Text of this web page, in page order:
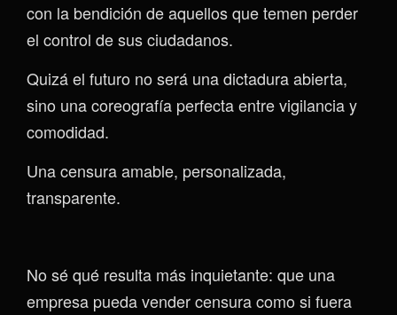
con la bendición de aquellos que temen perder
el control de sus ciudadanos.
Quizá el futuro no será una dictadura abierta,
sino una coreografía perfecta entre vigilancia y
comodidad.
Una censura amable, personalizada,
transparente.
No sé qué resulta más inquietante: que una
empresa pueda vender censura como si fuera